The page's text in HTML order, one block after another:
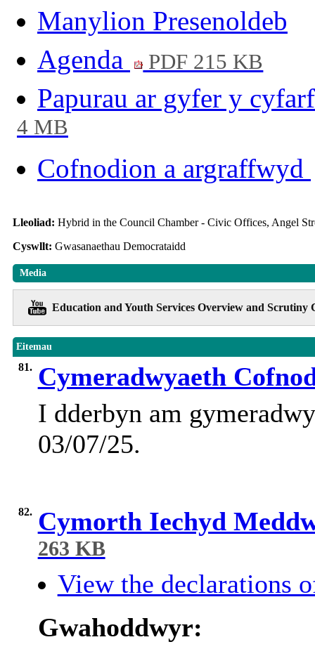
Manylion Presenoldeb
Agenda
PDF 215 KB
Papurau ar gyfer y
4 MB
Cofnodion a argraffwyd
Lleoliad: Hybrid in the Council Chamber - Civic Offices, Angel
Cyswllt: Gwasanaethau Democrataidd
Media
Education and Youth Services Overview and Scrutiny
Eitemau
81. Cymeradwyaeth
I dderbyn am
03/07/25.
82. Cymorth Iechyd
263 KB
View the declarations
Gwahoddwyr: